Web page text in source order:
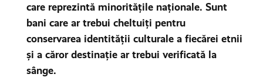
care reprezintă minoritățile naționale. Sunt
bani care ar trebui cheltuiți pentru
conservarea identității culturale a fiecărei etnii
și a căror destinație ar trebui verificată la
sânge.